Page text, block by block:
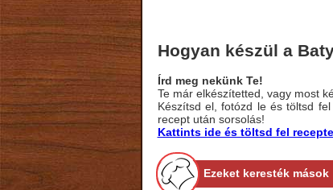
Hogyan készül a
Írd meg nekünk Te!
Te már elkészítetted, vagy most
Készítsd el, fotózd le és töltsd
recept után sorsolás!
Kattints ide és töltsd fel
Ezeket keresték mások